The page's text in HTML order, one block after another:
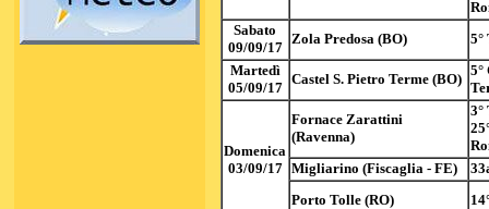
Sabato
09/09/17
Zola Predosa (BO)
Martedì
05/09/17
Castel S. Pietro Terme (BO)
5°
Domenica
03/09/17
Fornace Zarattini
(Ravenna)
3°
Migliarino (Fiscaglia - FE)
Porto Tolle (RO)